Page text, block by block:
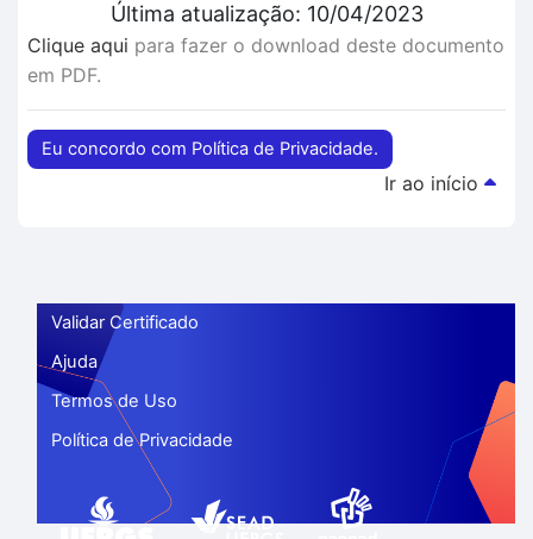
Última atualização: 10/04/2023
Clique aqui para fazer o download deste documento
em PDF.
Eu concordo com Política de Privacidade.
Ir ao início
Validar Certificado
Ajuda
Termos de Uso
Política de Privacidade